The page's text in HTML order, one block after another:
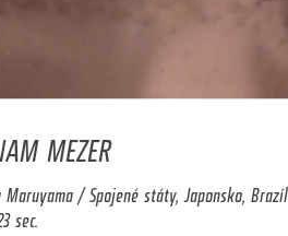
MEZER
Maruyama / Spojené státy, Japonsko,
sec.